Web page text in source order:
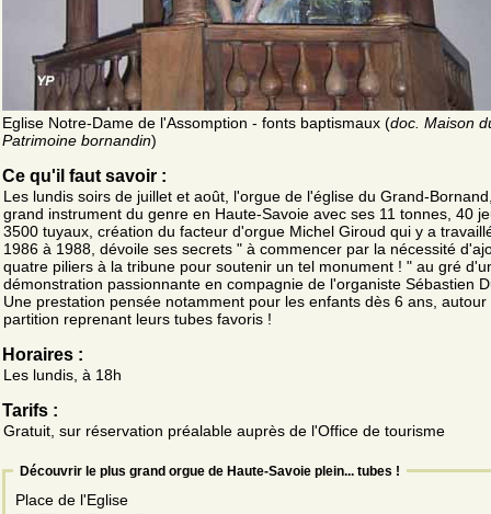
Eglise Notre-Dame de l'Assomption - fonts baptismaux (doc. Maison
Patrimoine bornandin)
Ce qu'il faut savoir :
Les lundis soirs de juillet et août, l'orgue de l'église du Grand-
grand instrument du genre en Haute-Savoie avec ses 11 tonnes, 40
3500 tuyaux, création du facteur d'orgue Michel Giroud qui y a
1986 à 1988, dévoile ses secrets " à commencer par la nécessité
quatre piliers à la tribune pour soutenir un tel monument ! " au gré
démonstration passionnante en compagnie de l'organiste Sébastien
Une prestation pensée notamment pour les enfants dès 6 ans, autour
partition reprenant leurs tubes favoris !
Horaires :
Les lundis, à 18h
Tarifs :
Gratuit, sur réservation préalable auprès de l'Office de tourisme
Découvrir le plus grand orgue de Haute-Savoie plein... tubes !
Place de l'Eglise